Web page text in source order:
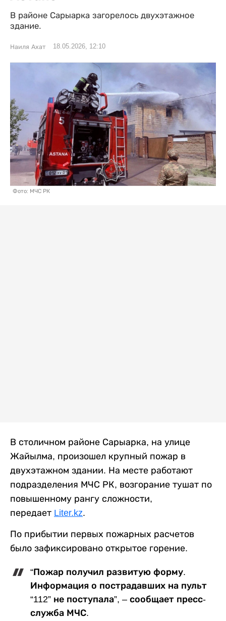
В районе Сарыарка загорелось двухэтажное
здание.
Наиля Ахат 18.05.2026, 12:10
Фото: МЧС РК
В столичном районе Сарыарка, на улице
Жайылма, произошел крупный пожар в
двухэтажном здании. На месте работают
подразделения МЧС РК, возгорание тушат по
повышенному рангу сложности,
передает Liter.kz.
По прибытии первых пожарных расчетов
было зафиксировано открытое горение.
“Пожар получил развитую форму.
Информация о пострадавших на пульт
“112” не поступала”, – сообщает пресс-
служба МЧС.